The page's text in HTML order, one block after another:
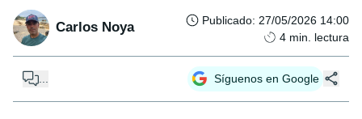
Carlos Noya Publicado: 27/05/2026 14:00
4 min. lectura
Síguenos en Google